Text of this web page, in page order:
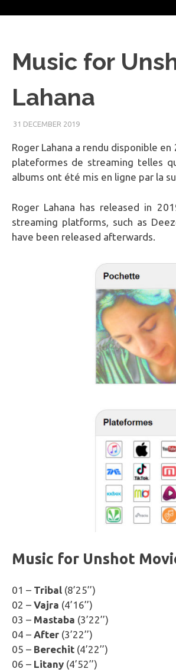
Music for
Lahana
31 DECEMBER 2019
Roger Lahana a rendu disponible
plateformes de streaming telles
albums ont été mis en ligne par la
Roger Lahana has released in
streaming platforms, such as
have been released afterwards.
Music for Unshot
01 – Tribal(8’25’’)
02 – Vajra (4’16’’)
03 – Mastaba (3’22’’)
04 – After(3’22’’)
05 – Berechit(4’22’’)
06 – Litany(4’52’’)